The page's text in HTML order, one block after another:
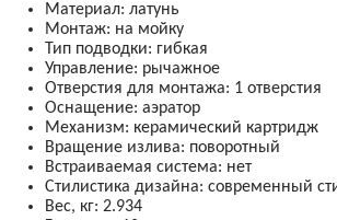
Материал: латунь
Монтаж: на мойку
Тип подводки: гибкая
Управление: рычажное
Отверстия для монтажа: 1 отверстия
Оснащение: аэратор
Механизм: керамический картридж
Вращение излива: поворотный
Встраиваемая система: нет
Стилистика дизайна: современный
Вес, кг: 2.934